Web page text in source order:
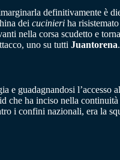
definitivamente è
dei cucinieri ha
nella corsa scudetto e
uno su tutti Juantorena.
e guadagnandosi l’accesso
che ha inciso nella
i confini nazionali, era la